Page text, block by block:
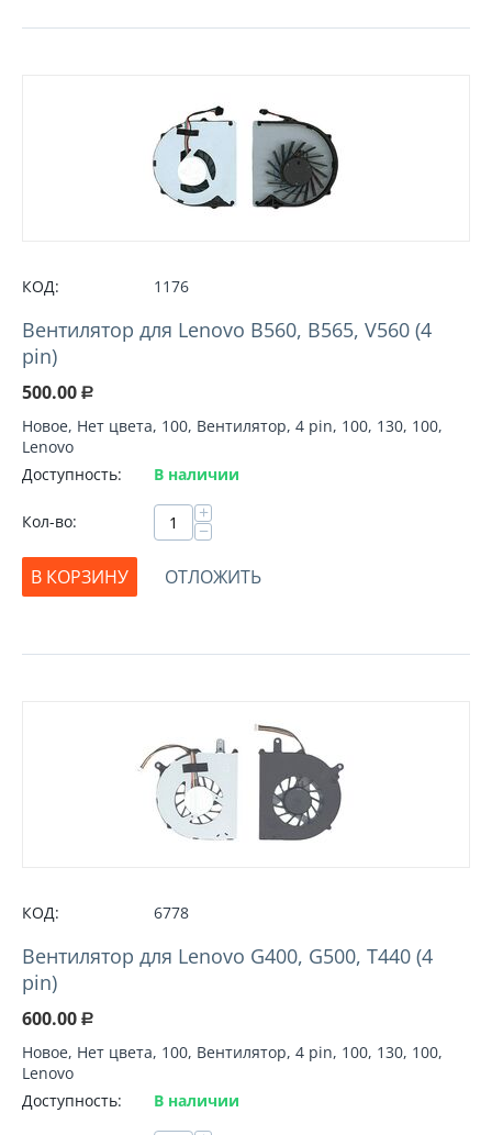
КОД: 1176
Вентилятор для Lenovo B560, B565, V560 (4
pin)
500.00 Р
Новое, Нет цвета, 100, Вентилятор, 4 pin, 100, 130, 100,
Lenovo
Доступность:
В наличии
Кол-во: +
−
В КОРЗИНУ
ОТЛОЖИТЬ
КОД: 6778
Вентилятор для Lenovo G400, G500, T440 (4
pin)
600.00 Р
Новое, Нет цвета, 100, Вентилятор, 4 pin, 100, 130, 100,
Lenovo
Доступность:
В наличии